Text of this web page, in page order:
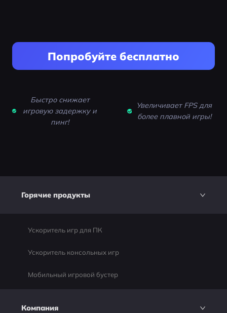
Попробуйте бесплатно
Быстро снижает
игровую задержку и
пинг!
Увеличивает FPS для
более плавной игры!
Горячие продукты
Ускоритель игр для ПК
Ускоритель консольных игр
Мобильный игровой бустер
Компания